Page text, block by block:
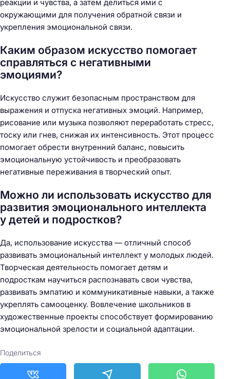
реакции и чувства, а затем делиться ими с
окружающими для получения обратной связи и
укрепления эмоциональной связи.
Каким образом искусство помогает
справляться с негативными
эмоциями?
Искусство служит безопасным пространством для
выражения и отпуска негативных эмоций. Например,
рисование или музыка позволяют переработать стресс,
тоску или гнев, снижая их интенсивность. Этот процесс
помогает обрести внутренний баланс, повысить
эмоциональную устойчивость и преобразовать
негативные переживания в творческий опыт.
Можно ли использовать искусство для
развития эмоционального интеллекта
у детей и подростков?
Да, использование искусства — отличный способ
развивать эмоциональный интеллект у молодых людей.
Творческая деятельность помогает детям и
подросткам научиться распознавать свои чувства,
развивать эмпатию и коммуникативные навыки, а также
укреплять самооценку. Вовлечение школьников в
художественные проекты способствует формированию
эмоциональной зрелости и социальной адаптации.
Поделиться